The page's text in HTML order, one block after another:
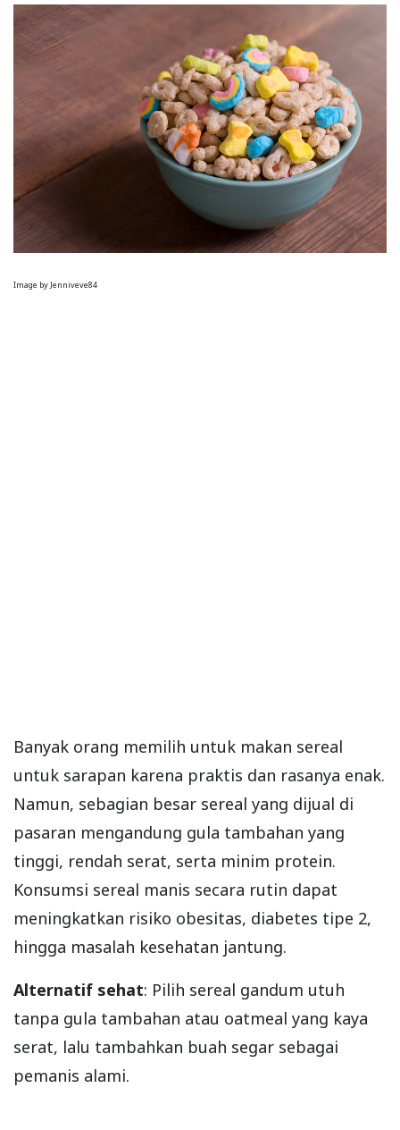
Image by Jenniveve84
Banyak orang memilih untuk makan sereal
untuk sarapan karena praktis dan rasanya enak.
Namun, sebagian besar sereal yang dijual di
pasaran mengandung gula tambahan yang
tinggi, rendah serat, serta minim protein.
Konsumsi sereal manis secara rutin dapat
meningkatkan risiko obesitas, diabetes tipe 2,
hingga masalah kesehatan jantung.
Alternatif sehat: Pilih sereal gandum utuh
tanpa gula tambahan atau oatmeal yang kaya
serat, lalu tambahkan buah segar sebagai
pemanis alami.